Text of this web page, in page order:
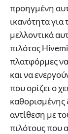
προηγμένη
ικανότητα για
μελλοντικά
πιλότος
πλατφόρμες
και να
που ορίζει ο
καθορισμένης
αντίθεση με
πιλότους που